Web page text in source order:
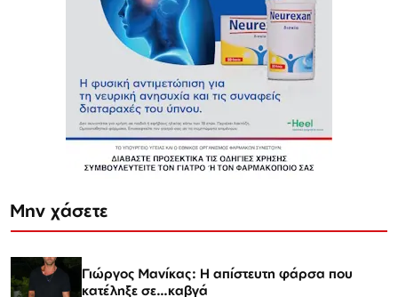
Μην χάσετε
Γιώργος Μανίκας: Η απίστευτη φάρσα που
κατέληξε σε…καβγά